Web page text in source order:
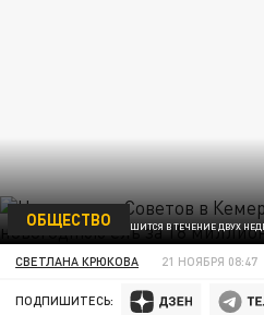
МОНТАЖ ЕСЛИ ЗАВЕРШИТСЯ В ТЕЧЕНИЕ ДВУХ
ОБЩЕСТВО
СВЕТЛАНА КРЮКОВА 21 НОЯБРЯ 08:47
ПОДПИШИТЕСЬ: